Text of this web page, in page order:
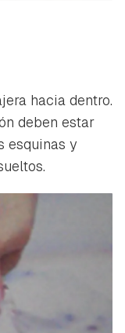
hacia dentro.
deben estar
esquinas y